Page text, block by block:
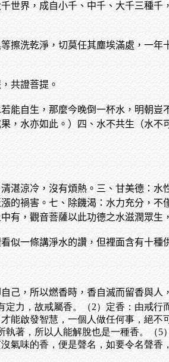
世界，成自小千、中千、大千三種
擦洗乾淨，切莫任其塵埃滿處，一
共證菩提。
能自生，那麼今晚倒一杯水，明朝
，水亦如此。）四、水不共生（水
湛涼冷，沒有煩熱。三、甘美德：
的禍害。七、除饑渴：水力充分，
，觀音菩薩以此功德之水滋潤眾生
似一條講淨水的讚，但裡面含有十種
己，所以燃香時，香自滅而留香與
力，故戒屬香。（2）定香：由戒行
能啟發智慧，一個人做任何事，絕
著，所以人能解脫也是一種香。（
氣味的香，便是聲名，如要令名聲